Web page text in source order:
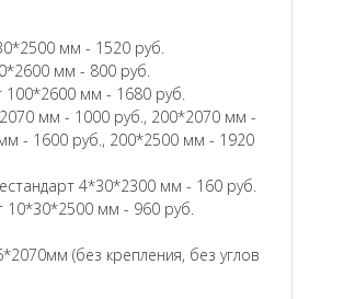
мм - 1520 руб.
мм - 800 руб.
мм - 1680 руб.
мм - 1000 руб., 200*2070 мм -
- 1600 руб., 200*2500 мм - 1920
4*30*2300 мм - 160 руб.
10*30*2500 мм - 960 руб.
(без крепления, без углов